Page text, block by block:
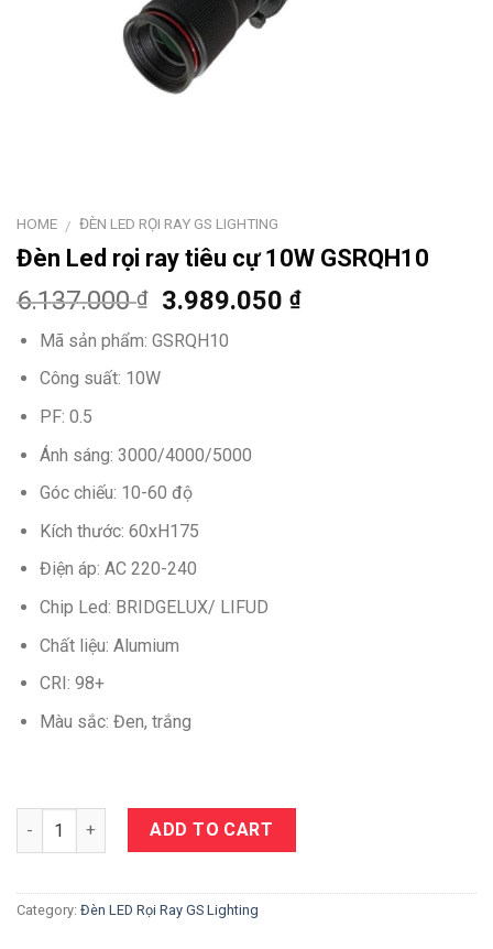
HOME / ĐÈN LED RỌI RAY GS LIGHTING
Đèn Led rọi ray tiêu cự 10W GSRQH10
6.137.000₫ 3.989.050₫
Mã sản phẩm: GSRQH10
Công suất: 10W
PF: 0.5
Ánh sáng: 3000/4000/5000
Góc chiếu: 10-60 độ
Kích thước: 60xH175
Điện áp: AC 220-240
Chip Led: BRIDGELUX/ LIFUD
Chất liệu: Alumium
CRI: 98+
Màu sắc: Đen, trắng
Quantity ADD TO CART
Category: Đèn LED Rọi Ray GS Lighting